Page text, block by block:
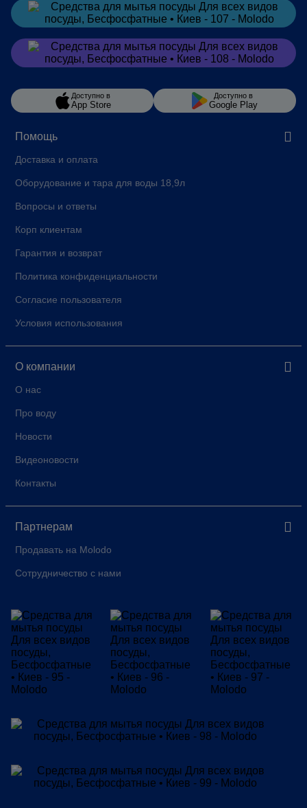
Помощь
Доставка и оплата
Оборудование и тара для воды 18,9л
Вопросы и ответы
Корп клиентам
Гарантия и возврат
Политика конфиденциальности
Согласие пользователя
Условия использования
О компании
О нас
Про воду
Новости
Видеоновости
Контакты
Партнерам
Продавать на Molodo
Сотрудничество с нами
Заказатьв Telegram
Заказатьв Viber
Доступно в
App Store
Доступно в
Google Play